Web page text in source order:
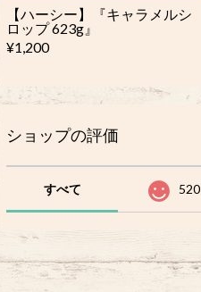
【ハーシー】『キャラメルシ
ロップ 623g』
¥1,200
ショップの評価
すべて 520